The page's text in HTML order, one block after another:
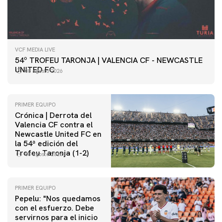
VCF MEDIA LIVE
54º TROFEU TARONJA | VALENCIA CF - NEWCASTLE
UNITED FC
08 agosto 2026
PRIMER EQUIPO
Crónica | Derrota del
Valencia CF contra el
Newcastle United FC en
la 54ª edición del
Trofeu Taronja (1-2)
08 agosto 2026
PRIMER EQUIPO
Pepelu: "Nos quedamos
con el esfuerzo. Debe
servirnos para el inicio